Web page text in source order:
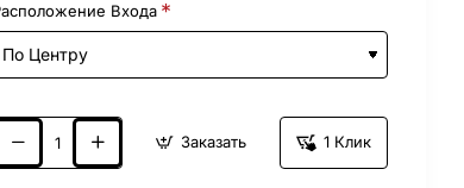
Входа
Заказать 1 Клик